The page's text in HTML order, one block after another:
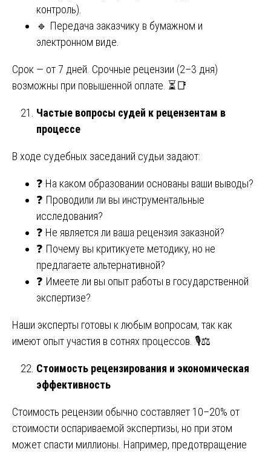
контроль).
🔹 Передача заказчику в бумажном и
электронном виде.
Срок — от 7 дней. Срочные рецензии (2–3 дня)
возможны при повышенной оплате. ⏳📑
Частые вопросы судей к рецензентам в
процессе
В ходе судебных заседаний судьи задают:
❓ На каком образовании основаны ваши выводы?
❓ Проводили ли вы инструментальные
исследования?
❓ Не является ли ваша рецензия заказной?
❓ Почему вы критикуете методику, но не
предлагаете альтернативной?
❓ Имеете ли вы опыт работы в государственной
экспертизе?
Наши эксперты готовы к любым вопросам, так как
имеют опыт участия в сотнях процессов. 🎙️⚖️
Стоимость рецензирования и экономическая
эффективность
Стоимость рецензии обычно составляет 10–20% от
стоимости оспариваемой экспертизы, но при этом
может спасти миллионы. Например, предотвращение